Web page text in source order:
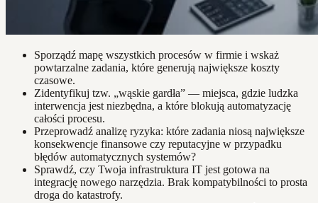
Sporządź mapę wszystkich procesów w firmie i wskaż
powtarzalne zadania, które generują największe koszty
czasowe.
Zidentyfikuj tzw. „wąskie gardła” — miejsca, gdzie ludzka
interwencja jest niezbędna, a które blokują automatyzację
całości procesu.
Przeprowadź analizę ryzyka: które zadania niosą największe
konsekwencje finansowe czy reputacyjne w przypadku
błędów automatycznych systemów?
Sprawdź, czy Twoja infrastruktura IT jest gotowa na
integrację nowego narzędzia. Brak kompatybilności to prosta
droga do katastrofy.